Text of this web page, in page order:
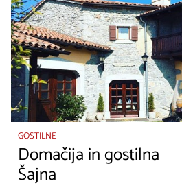
GOSTILNE
Domačija in gostilna
Šajna